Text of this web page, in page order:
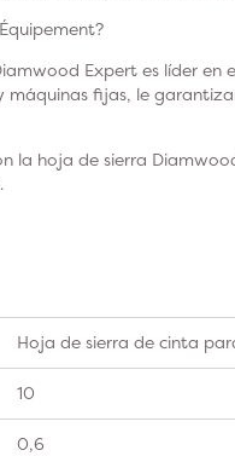
Expert es líder
máquinas fijas, le
la hoja de sierra
Hoja de sierra de cinta
10
0,6